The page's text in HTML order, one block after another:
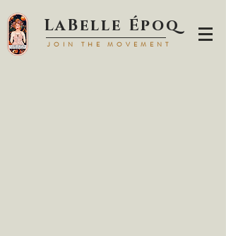
LaBelle Époq
JOIN TH E MOVEMENT